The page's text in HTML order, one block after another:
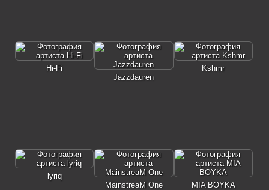
Hi-Fi
Jazzdauren
Kshmr
lyriq
MainstreaM One
MIA BOYKA